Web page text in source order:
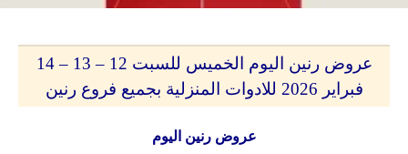
عروض رنين اليوم الخميس للسبت 12 – 13 – 14
فبراير 2026 للادوات المنزلية بجميع فروع رنين
عروض رنين اليوم